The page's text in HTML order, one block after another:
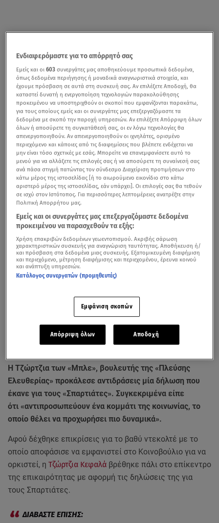
Η Τζώρτζια των «Mπλε», βουλευτής της «Πλεύσης
Ελευθερίας» προκάλεσε αντιδράσεις μία δήλωση που
έκανε για τους «Σπαρτιάτες». Συγκεκριμένα είπε
ότι «αντιπροσωπεύουν ένα κομμάτι της κοινωνίας, το
οποίο θέλει να προχωρήσει πιο δυναμικά».
Αφού δέχθηκε επικρίσεις για το βαθύ ντεκολτέ με το
οποίο αποφάσισε να εμφανιστεί στο Κοινοβούλιο για να
ορκιστεί, η Τζώρτζια Κεφαλά βρέθηκε πάλι στο επίκεντρο
της επικαιρότητας με αφορμή τις δηλώσεις της για
τους Σπαρτιάτες.
Ενδιαφερόμαστε για το απόρρητό σας
Εμείς και οι603 συνεργάτες μας αποθηκεύουμε προσωπικά δεδομένα,
όπως δεδομένα περιήγησης ή μοναδικά αναγνωριστικά στοιχεία, και
έχουμε πρόσβαση σε αυτά στη συσκευή σας. Αν επιλέξετε Αποδοχή, θα
καταστεί δυνατή η ενεργοποίηση τεχνολογιών παρακολούθησης
προκειμένου να υποστηριχθούν οι σκοποί που εμφανίζονται παρακάτω,
για τους οποίους εμείς και οι συνεργάτες μας επεξεργαζόμαστε τα
δεδομένα με σκοπό την παροχή υπηρεσιών. Αν επιλέξετε Απόρριψη όλων
όλων ή αποσύρετε τη συγκατάθεσή σας, οι εν λόγω τεχνολογίες θα
απενεργοποιηθούν. Αν απενεργοποιηθούν οι ιχνηλάτες, ορισμένο
περιεχόμενο και κάποιες από τις διαφημίσεις που βλέπετε ενδέχεται να
μην είναι τόσο σχετικές με εσάς. Μπορείτε να επανεμφανίσετε αυτό το
μενού για να αλλάξετε τις επιλογές σας ή να αποσύρετε τη συναίνεσή σας
ανά πάσα στιγμή πατώντας τον σύνδεσμο Διαχείριση προτιμήσεων στο
κάτω μέρος της ιστοσελίδας [ή το αιωρούμενο εικονίδιο στο κάτω
αριστερό μέρος της ιστοσελίδας, εάν υπάρχει]. Οι επιλογές σας θα τεθούν
σε ισχύ στον Ιστότοπος. Για περισσότερες λεπτομέρειες ανατρέξτε στην
Πολιτική Απορρήτου μας.
Εμείς και οι συνεργάτες μας επεξεργαζόμαστε δεδομένα
προκειμένου να παρασχεθούν τα εξής:
Χρήση επακριβών δεδομένων γεωεντοπισμού. Ακριβής σάρωση
χαρακτηριστικών συσκευής για αναγνώριση ταυτότητας. Αποθήκευση ή/
και πρόσβαση στα δεδομένα μιας συσκευής. Εξατομικευμένη διαφήμιση
και περιεχόμενο, μέτρηση διαφήμισης και περιεχομένου, έρευνα κοινού
και ανάπτυξη υπηρεσιών.
Κατάλογος συνεργατών (προμηθευτές)
Εμφάνιση σκοπών
Απόρριψη όλων Αποδοχή